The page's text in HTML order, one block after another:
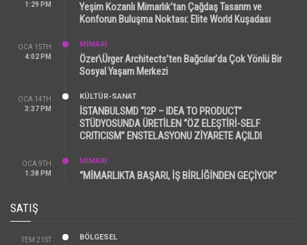
1:29 PM
Yeşim Kozanlı Mimarlık’tan Çağdaş Tasarım ve
Konforun Buluşma Noktası: Elite World Kuşadası
OCA 15TH
4:02 PM
MİMARİ
Özer\Ürger Architects’ten Bağcılar’da Çok Yönlü Bir
Sosyal Yaşam Merkezi
OCA 14TH
3:37 PM
KÜLTÜR-SANAT
İSTANBULSMD “I2P – IDEA TO PRODUCT”
STÜDYOSUNDA ÜRETİLEN “ÖZ ELEŞTİRİ-SELF
CRITICISM” ENSTELASYONU ZİYARETE AÇILDI
OCA 9TH
1:38 PM
MİMARİ
“MİMARLIKTA BAŞARI, İŞ BİRLİĞİNDEN GEÇİYOR”
SATIŞ
TEM 21ST
BÖLGESEL